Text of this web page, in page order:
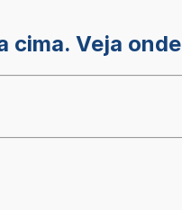
Veja onde